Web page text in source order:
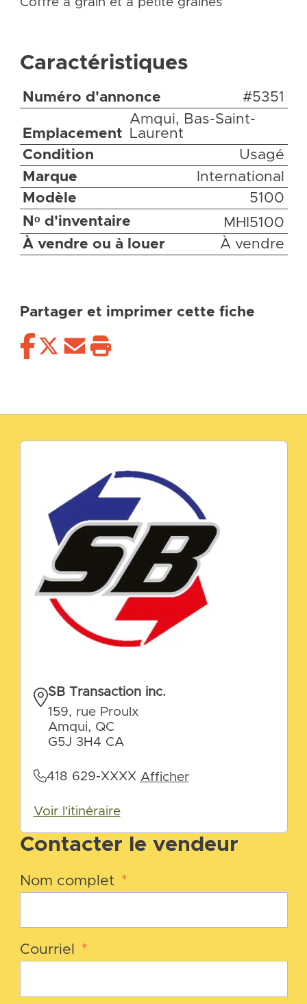
Caractéristiques
Numéro d'annonce #5351
Emplacement
Amqui, Bas-Saint-
Laurent
Condition
Usagé
Marque
International
Modèle
5100
Nᵒ d'inventaire
MHI5100
À vendre ou à louer
À vendre
Partager et imprimer cette fiche
Contacter le vendeur
Nom complet *
Courriel *
SB Transaction inc.
159, rue Proulx
Amqui, QC
G5J 3H4 CA
418 629-XXXX Afficher
Voir l'itinéraire